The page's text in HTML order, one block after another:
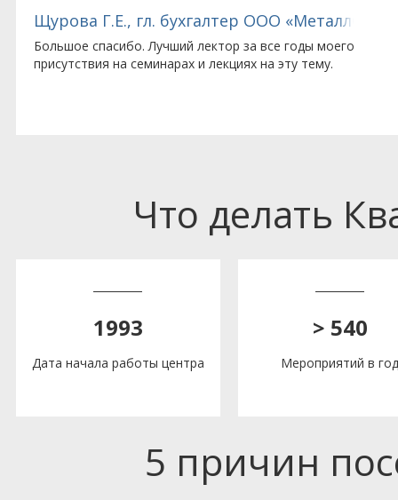
МО
Щурова Г.Е., гл. бухгалтер ООО
Большое спасибо. Лучший лектор за все годы моего
присутствия на семинарах и лекциях на эту тему.
Что делать
1993
Дата начала работы центра
> 540
Мероприятий в год
5 причин